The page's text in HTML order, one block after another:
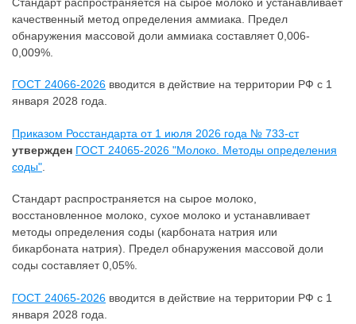
качественный метод определения аммиака. Предел
обнаружения массовой доли аммиака составляет 0,006-
0,009%.
ГОСТ 24066-2026 вводится в действие на территории РФ с 1
января 2028 года.
Приказом Росстандарта от 1 июля 2026 года № 733-ст
утвержден ГОСТ 24065-2026 "Молоко. Методы определения
соды"
Стандарт распространяется на сырое молоко,
восстановленное молоко, сухое молоко и устанавливает
методы определения соды (карбоната натрия или
бикарбоната натрия). Предел обнаружения массовой доли
соды составляет 0,05%.
ГОСТ 24065-2026 вводится в действие на территории РФ с 1
января 2028 года.